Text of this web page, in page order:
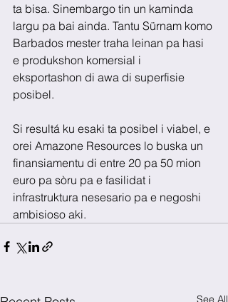
ta bisa. Sinembargo tin un kaminda
largu pa bai ainda. Tantu Sürnam komo
Barbados mester traha leinan pa hasi
e produkshon komersial i
eksportashon di awa di superfisie
posibel.
Si resultá ku esaki ta posibel i viabel, e
orei Amazone Resources lo buska un
finansiamentu di entre 20 pa 50 mion
euro pa sòru pa e fasilidat i
infrastruktura nesesario pa e negoshi
ambisioso aki.
See All